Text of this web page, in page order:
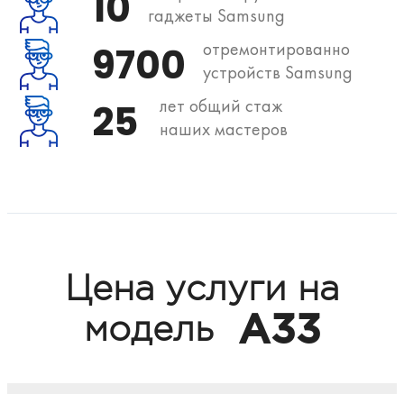
гаджеты Samsung
9700
отремонтированно
устройств Samsung
25
лет общий стаж
наших мастеров
Цена услуги на
модель
A33